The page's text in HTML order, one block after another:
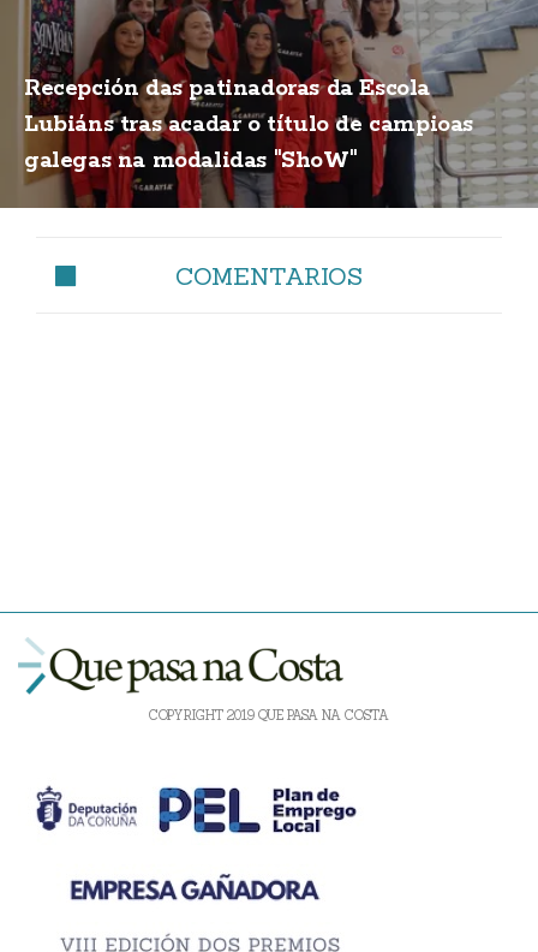
Recepción das patinadoras da Escola
Lubiáns tras acadar o título de campioas
galegas na modalidas "ShoW"
COMENTARIOS
COPYRIGHT 2019 QUE PASA NA COSTA